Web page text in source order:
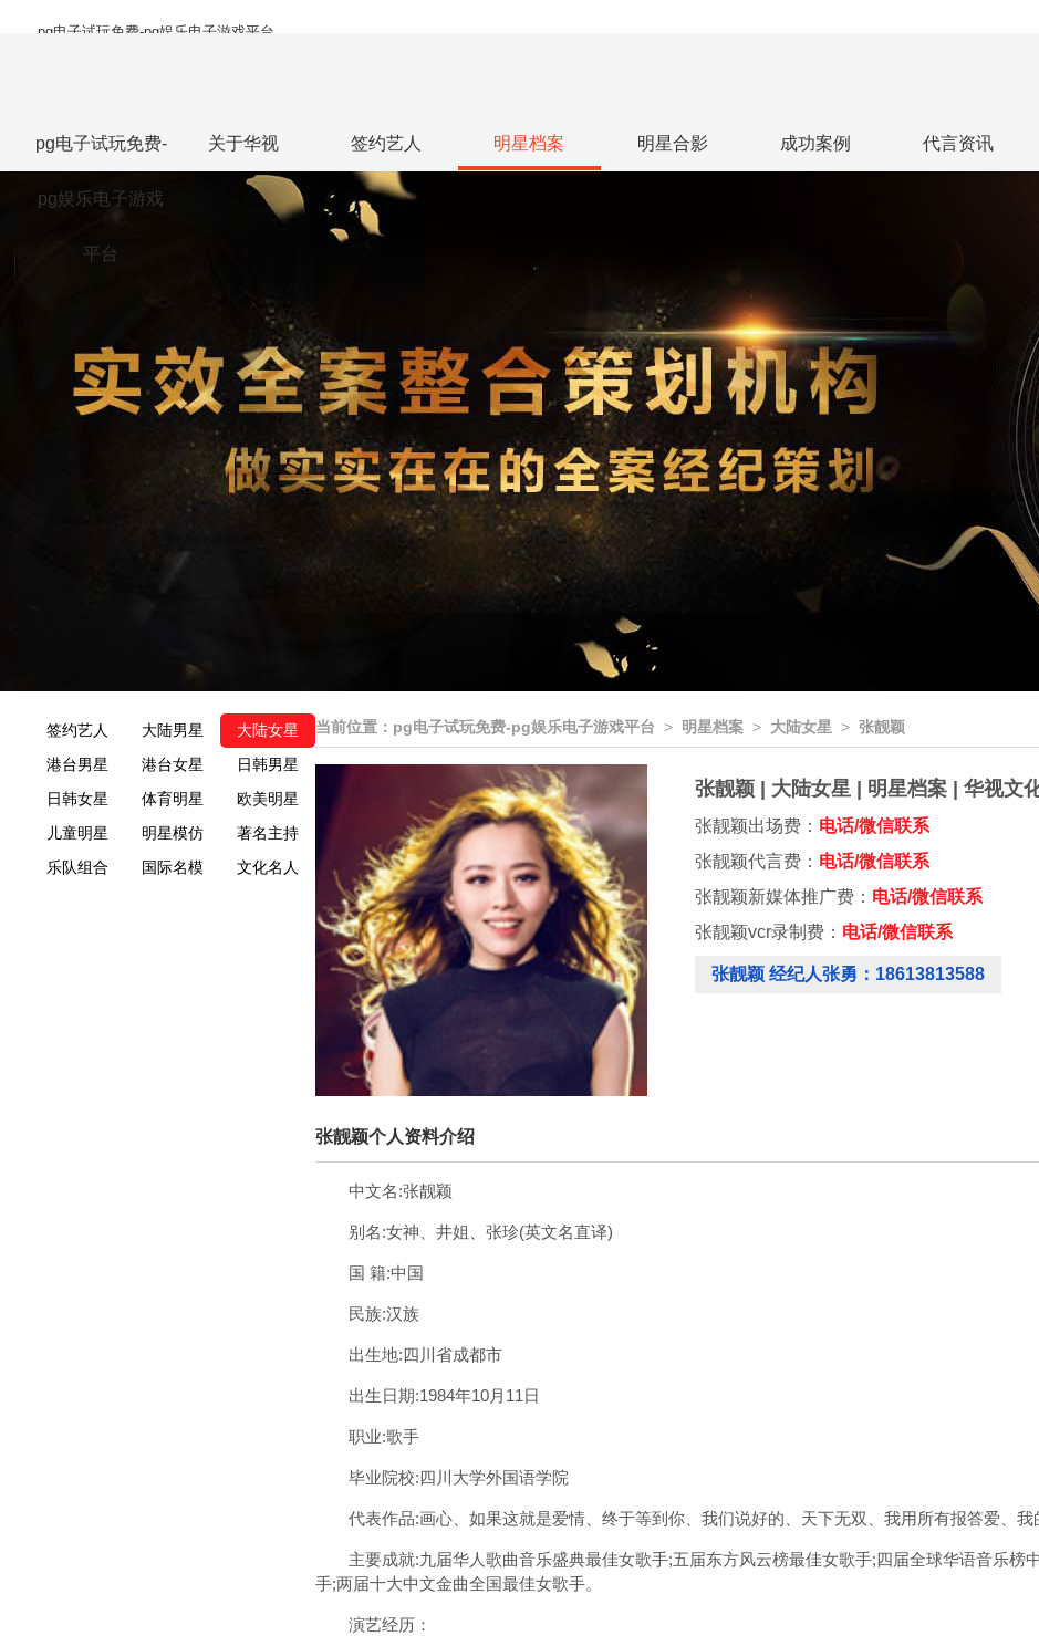
pg电子试玩免费-pg娱乐电子游戏平台
pg电子试玩免费-
pg娱乐电子游戏
平台
关于华视 签约艺人 明星档案 明星合影 成功案例 代言资讯
签约艺人 大陆男星
大陆女星
港台男星
港台女星
日韩男星
日韩女星
体育明星
欧美明星
儿童明星
明星模仿
著名主持
乐队组合
国际名模 文化名人
当前位置： pg电子试玩免费-pg娱乐电子游戏平台 > 明星档案 > 大陆女星 > 张靓颖
张靓颖 | 大陆女星 | 明星档案 | 华视文
张靓颖出场费： 电话/微信联系
张靓颖代言费： 电话/微信联系
张靓颖新媒体推广费： 电话/微信联系
张靓颖vcr录制费： 电话/微信联系
张靓颖 经纪人张勇：18613813588
张靓颖个人资料介绍
中文名:张靓颖
别名:女神、井姐、张珍(英文名直译)
国 籍:中国
民族:汉族
出生地:四川省成都市
出生日期:1984年10月11日
职业:歌手
毕业院校:四川大学外国语学院
代表作品:画心、如果这就是爱情、终于等到你、我们说好的、天下无双、我用所有报答爱、我
主要成就:九届华人歌曲音乐盛典最佳女歌手;五届东方风云榜最佳女歌手;四届全球华语音乐榜
手;两届十大中文金曲全国最佳女歌手。
演艺经历：